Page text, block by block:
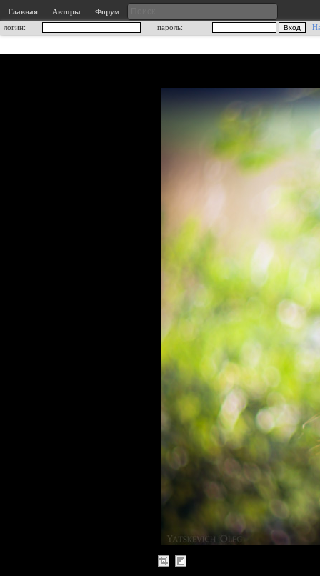
Главная Авторы
Форум
логин:
пароль: